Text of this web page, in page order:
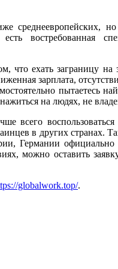
среднеевропейских,
востребованная
что ехать заграницу
зарплата,
пытаетесь
на людях, не
всего
в других странах.
Германии
можно оставить
globalwork.top/.